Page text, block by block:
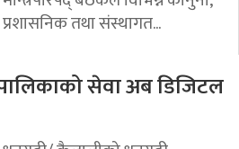
प्रशासनिक तथा संस्थागत...
सेवा अब डिजिटल